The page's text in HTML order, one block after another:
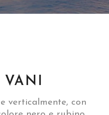
VANI
verticalmente, con